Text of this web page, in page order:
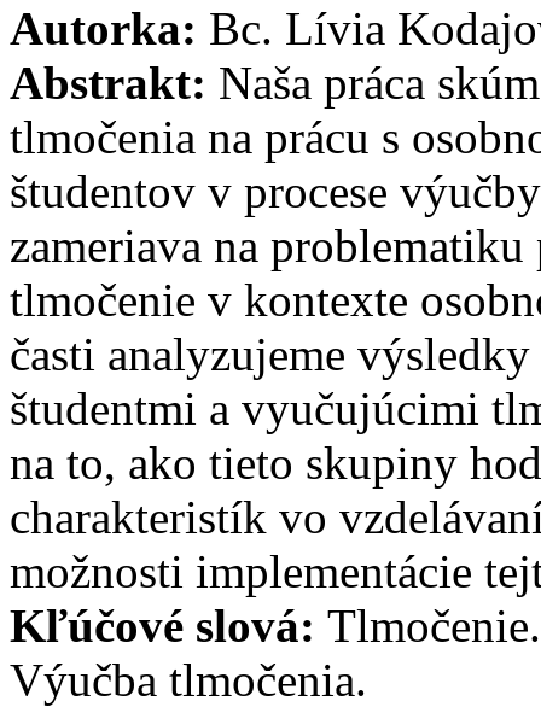
Autorka: Bc. Lívia
Abstrakt: Naša práca
tlmočenia na prácu s
študentov v procese
zameriava na
tlmočenie v kontexte
časti analyzujeme
študentmi a vyučujúcimi
na to, ako tieto skupiny
charakteristík vo
možnosti implementácie
Kľúčové slová:
Výučba tlmočenia.